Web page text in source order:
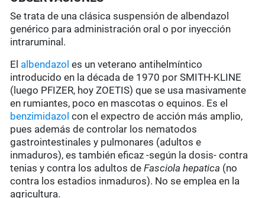
Se trata de una clásica suspensión de albendazol
genérico para administración oral o por inyección
intraruminal.
El albendazol es un veterano antihelmíntico
introducido en la década de 1970 por SMITH-KLINE
(luego PFIZER, hoy ZOETIS) que se usa masivamente
en rumiantes, poco en mascotas o equinos. Es el
benzimidazol con el expectro de acción más amplio,
pues además de controlar los nematodos
gastrointestinales y pulmonares (adultos e
inmaduros), es también eficaz -según la dosis- contra
tenias y contra los adultos deFasciola hepatica (no
contra los estadios inmaduros). No se emplea en la
agricultura.